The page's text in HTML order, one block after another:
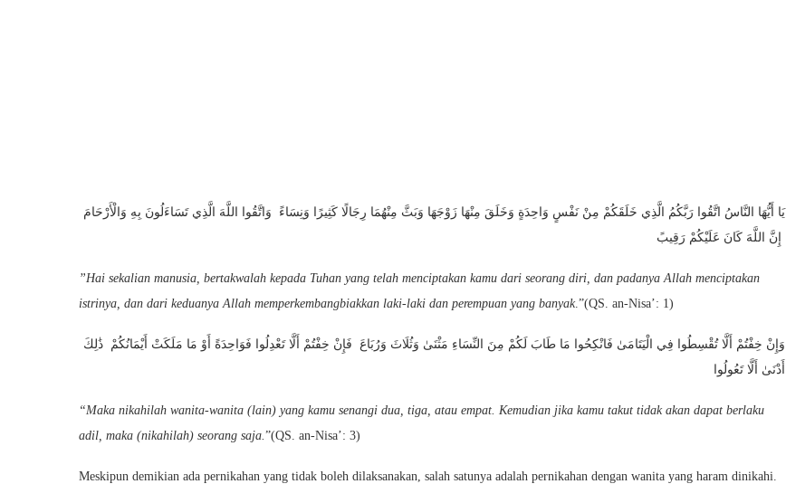
يَا أَيُّهَا النَّاسُ اتَّقُوا رَبَّكُمُ الَّذِي خَلَقَكُمْ مِنْ نَفْسٍ وَاحِدَةٍ وَخَلَقَ مِنْهَا زَوْجَهَا وَبَثَّ مِنْهُمَا رِجَالًا كَثِيرًا وَنِسَاءً وَاتَّقُوا اللَّهَ الَّذِي تَسَاءَلُونَ بِهِ وَالْأَرْحَامَ
إِنَّ اللَّهَ كَانَ عَلَيْكُمْ رَقِيبً
”Hai sekalian manusia, bertakwalah kepada Tuhan yang telah menciptakan kamu dari seorang diri, dan padanya Allah menciptakan
istrinya, dan dari keduanya Allah memperkembangbiakkan laki-laki dan perempuan yang banyak.”(QS. an-Nisa’: 1)
وَإِنْ خِفْتُمْ أَلَّا تُقْسِطُوا فِي الْيَتَامَىٰ فَانْكِحُوا مَا طَابَ لَكُمْ مِنَ النِّسَاءِ مَثْنَىٰ وَثُلَاثَ وَرُبَاعَ فَإِنْ خِفْتُمْ أَلَّا تَعْدِلُوا فَوَاحِدَةً أَوْ مَا مَلَكَتْ أَيْمَانُكُمْ ذَٰلِكَ
أَدْنَىٰ أَلَّا تَعُولُوا
“Maka nikahilah wanita-wanita (lain) yang kamu senangi dua, tiga, atau empat. Kemudian jika kamu takut tidak akan dapat berlaku
adil, maka (nikahilah) seorang saja.”(QS. an-Nisa’: 3)
Meskipun demikian ada pernikahan yang tidak boleh dilaksanakan, salah satunya adalah pernikahan dengan wanita yang haram dinikahi.